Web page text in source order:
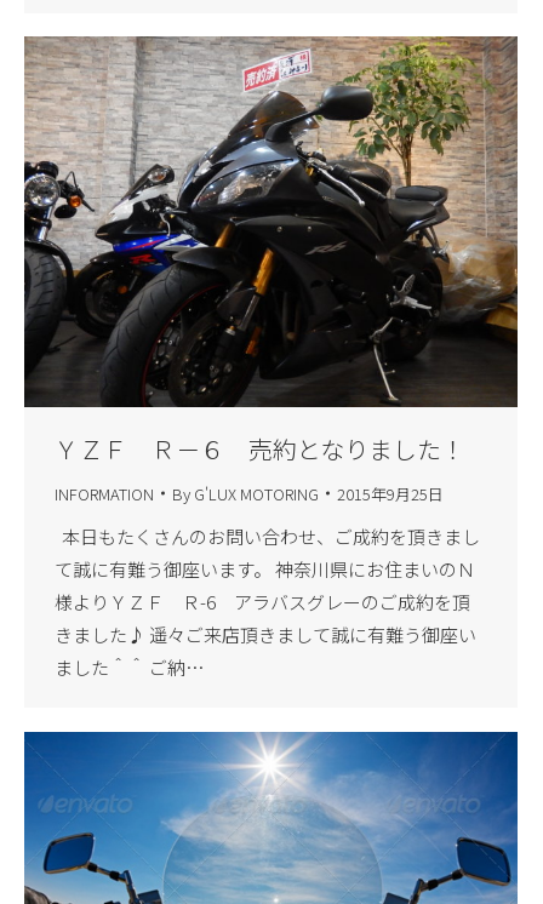
ＹＺＦ Ｒ－６ 売約となりました！
INFORMATION By G'LUX MOTORING 2015年9月25日
本日もたくさんのお問い合わせ、ご成約を頂きまし
て誠に有難う御座います。 神奈川県にお住まいのＮ
様よりＹＺＦ Ｒ-6 アラバスグレーのご成約を頂
きました♪ 遥々ご来店頂きまして誠に有難う御座い
ました＾＾ ご納…